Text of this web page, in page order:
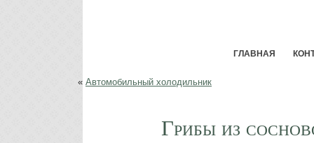
ГЛАВНАЯ
« Автомобильный холодильник
Грибы из